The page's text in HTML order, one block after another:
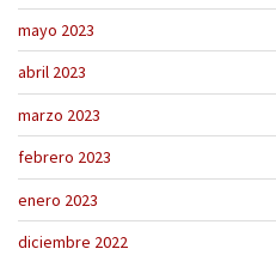
mayo 2023
abril 2023
marzo 2023
febrero 2023
enero 2023
diciembre 2022